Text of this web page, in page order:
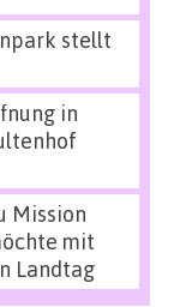
stellt
in
Mission
mit
Landtag